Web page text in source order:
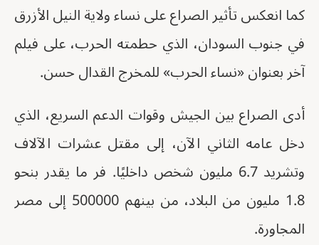
كما انعكس تأثير الصراع على نساء ولاية النيل الأزرق
في جنوب السودان، الذي حطمته الحرب، على فيلم
آخر بعنوان «نساء الحرب» للمخرج القدال حسن.
أدى الصراع بين الجيش وقوات الدعم السريع، الذي
دخل عامه الثاني الآن، إلى مقتل عشرات الآلاف
وتشريد 6.7 مليون شخص داخليًا. فر ما يقدر بنحو
1.8 مليون من البلاد، من بينهم 500000 إلى مصر
المجاورة.